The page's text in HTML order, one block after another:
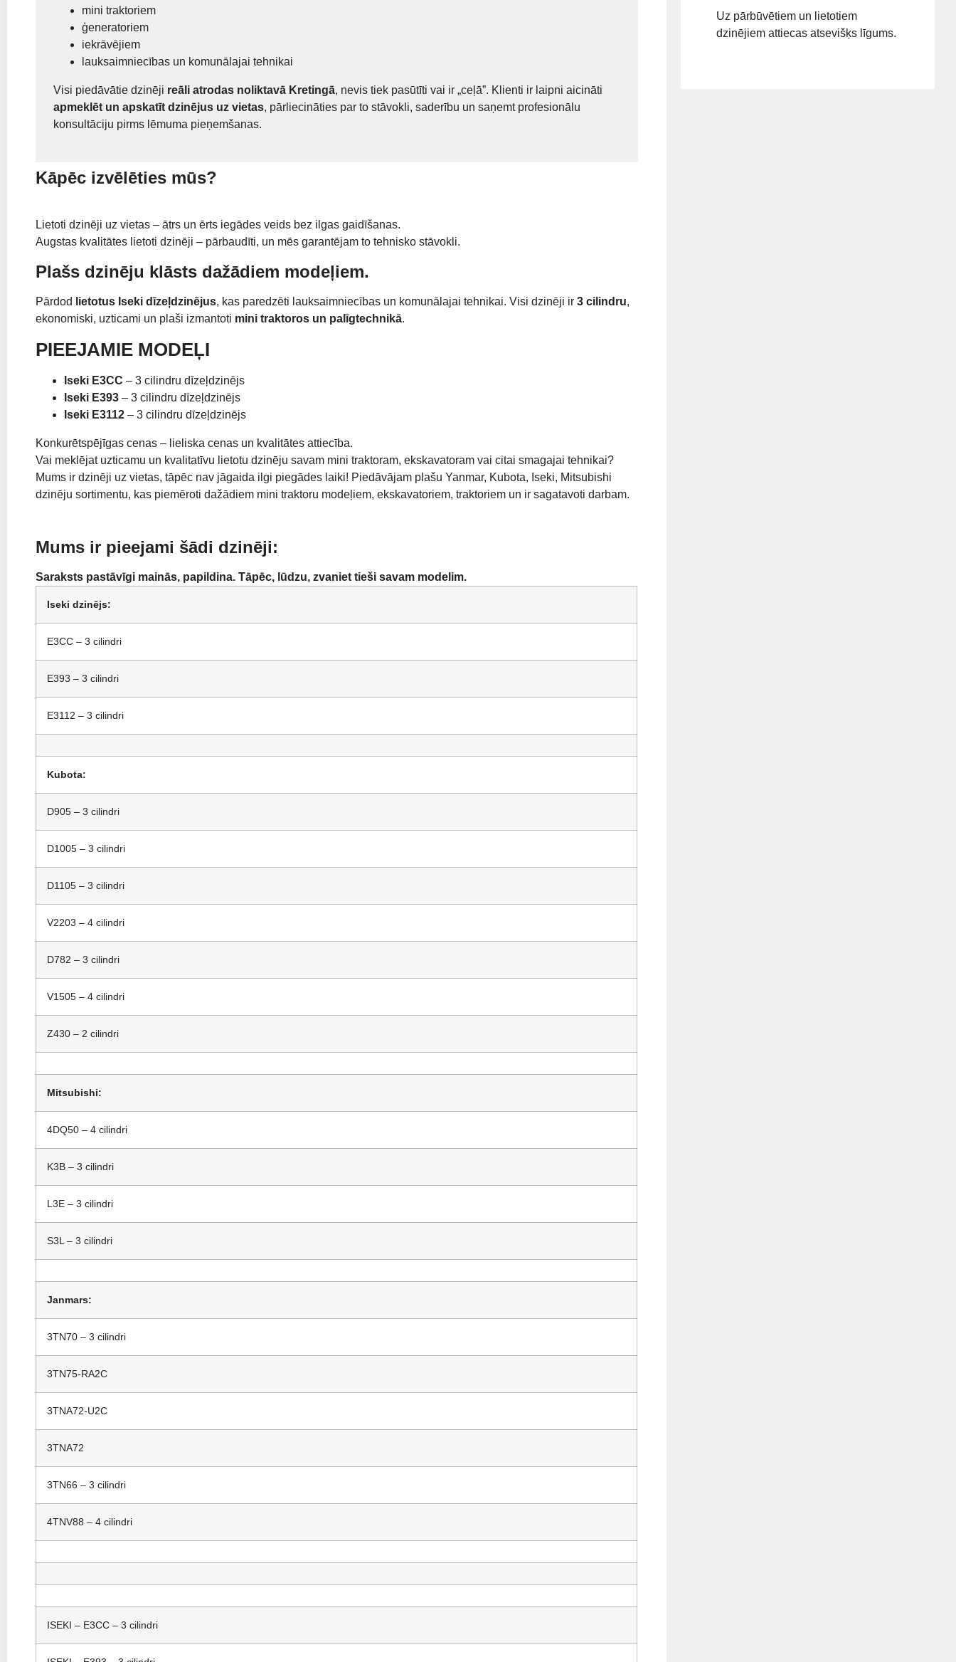
mini traktoriem
ģeneratoriem
iekrāvējiem
lauksaimniecības un komunālajai tehnikai
Visi piedāvātie dzinēji reāli atrodas noliktavā Kretingā, nevis tiek pasūtīti vai ir „ceļā”. Klienti ir laipni aicināti
apmeklēt un apskatīt dzinējus uz vietas, pārliecināties par to stāvokli, saderību un saņemt profesionālu
konsultāciju pirms lēmuma pieņemšanas.
Kāpēc izvēlēties mūs?
Lietoti dzinēji uz vietas – ātrs un ērts iegādes veids bez ilgas gaidīšanas.
Augstas kvalitātes lietoti dzinēji – pārbaudīti, un mēs garantējam to tehnisko stāvokli.
Plašs dzinēju klāsts dažādiem modeļiem.
Pārdod lietotus Iseki dīzeļdzinējus, kas paredzēti lauksaimniecības un komunālajai tehnikai. Visi dzinēji ir 3 cilindru,
ekonomiski, uzticami un plaši izmantoti mini traktoros un palīgtechnikā.
PIEEJAMIE MODEĻI
Iseki E3CC – 3 cilindru dīzeļdzinējs
Iseki E393 – 3 cilindru dīzeļdzinējs
Iseki E3112 – 3 cilindru dīzeļdzinējs
Konkurētspējīgas cenas – lieliska cenas un kvalitātes attiecība.
Vai meklējat uzticamu un kvalitatīvu lietotu dzinēju savam mini traktoram, ekskavatoram vai citai smagajai tehnikai?
Mums ir dzinēji uz vietas, tāpēc nav jāgaida ilgi piegādes laiki! Piedāvājam plašu Yanmar, Kubota, Iseki, Mitsubishi
dzinēju sortimentu, kas piemēroti dažādiem mini traktoru modeļiem, ekskavatoriem, traktoriem un ir sagatavoti darbam.
Mums ir pieejami šādi dzinēji:
Saraksts pastāvīgi mainās, papildina. Tāpēc, lūdzu, zvaniet tieši savam modelim.
Iseki dzinējs:
E3CC – 3 cilindri
E393 – 3 cilindri
E3112 – 3 cilindri
Kubota:
D905 – 3 cilindri
D1005 – 3 cilindri
D1105 – 3 cilindri
V2203 – 4 cilindri
D782 – 3 cilindri
V1505 – 4 cilindri
Z430 – 2 cilindri
Mitsubishi:
4DQ50 – 4 cilindri
K3B – 3 cilindri
L3E – 3 cilindri
S3L – 3 cilindri
Janmars:
3TN70 – 3 cilindri
3TN75-RA2C
3TNA72-U2C
3TNA72
3TN66 – 3 cilindri
4TNV88 – 4 cilindri
ISEKI – E3CC – 3 cilindri
Uz pārbūvētiem un lietotiem
dzinējiem attiecas atsevišķs līgums.